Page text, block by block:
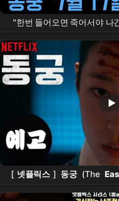
"한번 들어오면 죽어서야 나
조승우 가 부른 저주의
[ 넷플릭스 ] 동궁 (The
고편